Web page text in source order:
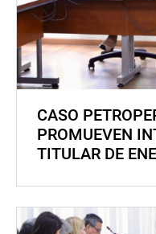
CASO
PROMUEVEN
TITULAR DE